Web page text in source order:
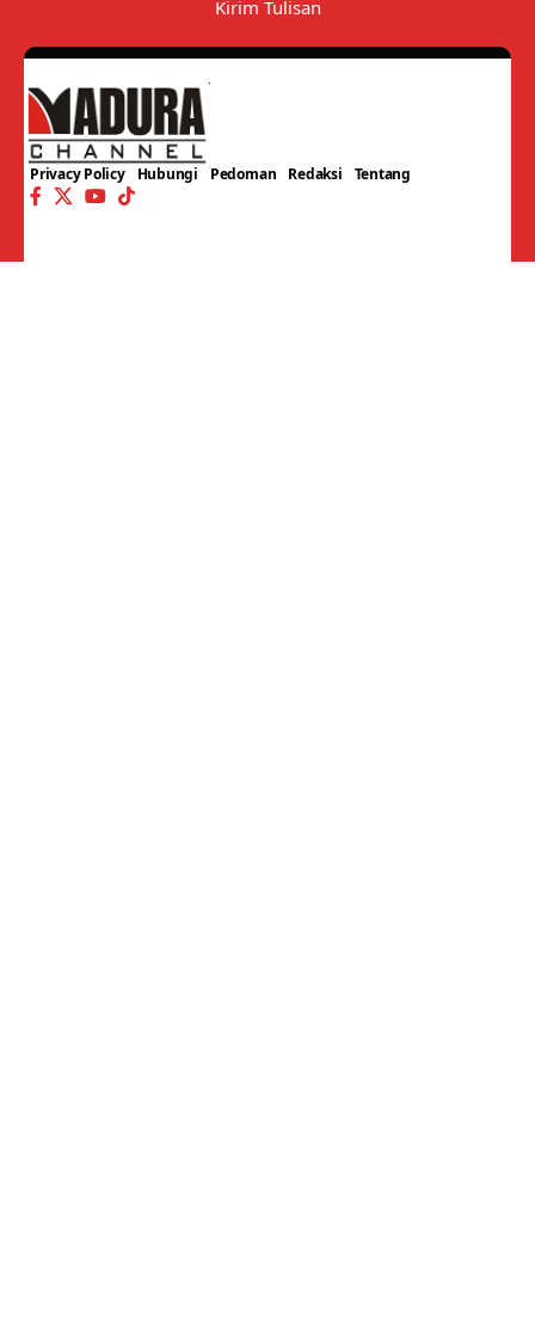
Kirim Tulisan
Privacy Policy Hubungi Pedoman Redaksi Tentang